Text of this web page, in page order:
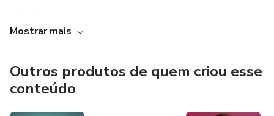
* Empreendedores que buscam promover seus negócios
online
Mostrar mais
Outros produtos de quem criou esse
conteúdo